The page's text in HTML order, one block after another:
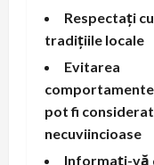
Respectați
tradițiile locale
Evitarea
pot fi
necuviincioase
Informați-vă